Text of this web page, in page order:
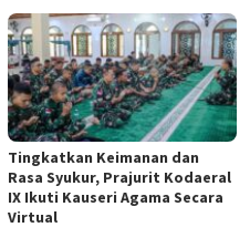
Tingkatkan Keimanan dan
Rasa Syukur, Prajurit Kodaeral
IX Ikuti Kauseri Agama Secara
Virtual